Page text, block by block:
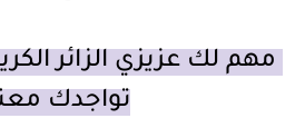
مهم لك عزيزي الزائر
تواجدك